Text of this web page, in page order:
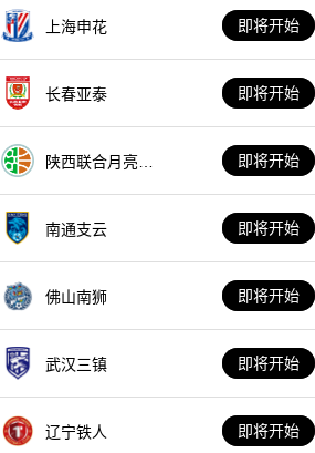
上海申花 即将开始
长春亚泰 即将开始
陕西联合月亮泊
即将开始
南通支云 即将开始
佛山南狮 即将开始
武汉三镇 即将开始
辽宁铁人 即将开始